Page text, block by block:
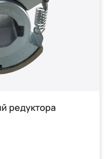
редуктора